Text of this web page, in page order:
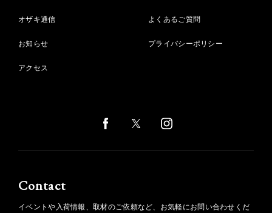
オザキ通信
お知らせ
アクセス
よくあるご質問
プライバシーポリシー
Contact
イベントや入荷情報、取材のご依頼など、お気軽にお問い合わせくだ